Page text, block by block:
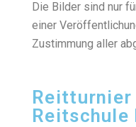
Die Bilder sind nur
einer
Zustimmung aller
Reitturnier